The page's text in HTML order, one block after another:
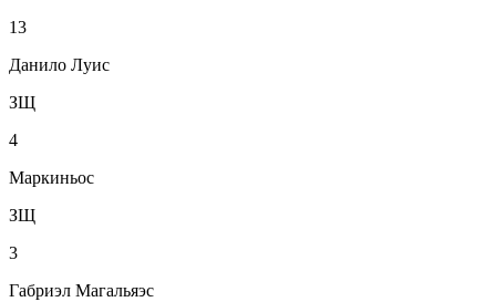
13
Данило Луис
ЗЩ
4
Маркиньос
ЗЩ
3
Габриэл Магальяэс